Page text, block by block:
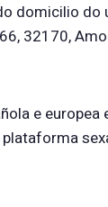
domicilio
32170,
e